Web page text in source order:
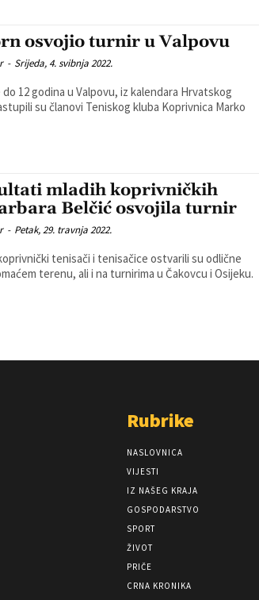
osvojio turnir u Valpovu
- Srijeda, 4. svibnja 2022.
12 godina u Valpovu, iz kalendara Hrvatskog
su članovi Teniskog kluba Koprivnica Marko
mladih koprivničkih
Belčić osvojila turnir
- Petak, 29. travnja 2022.
tenisači i tenisačice ostvarili su odlične
terenu, ali i na turnirima u Čakovcu i Osijeku.
Rubrike
NASLOVNICA
VIJESTI
IZ NAŠEG KRAJA
GOSPODARSTVO
SPORT
ŽIVOT
PRIČE
CRNA KRONIKA